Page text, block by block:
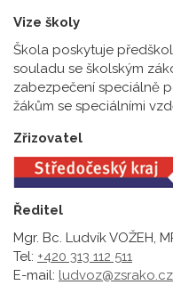
Vize školy
Škola poskytuje
souladu se školským
zabezpečení speciálně
žákům se speciálními
Zřizovatel
Ředitel
Mgr. Bc. Ludvík VOŽEH,
Tel: +420 313 112 511
E-mail: ludvoz@zsrako.cz